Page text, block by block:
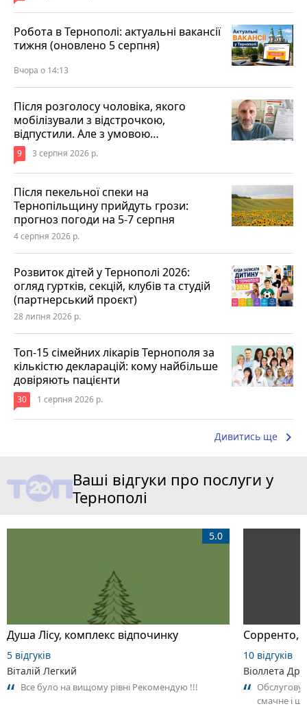
Робота в Тернополі: актуальні вакансії
тижня (оновлено 5 серпня)
Вчора о 14:13
Після розголосу чоловіка, якого
мобілізували з відстрочкою,
відпустили. Але з умовою…
9 3 серпня 2026 р.
Після пекельної спеки на
Тернопільщину прийдуть грози:
прогноз погоди на 5-7 серпня
4 серпня 2026 р.
Розвиток дітей у Тернополі 2026:
огляд гуртків, секцій, клубів та студій
(партнерський проєкт)
28 липня 2026 р.
Топ-15 сімейних лікарів Тернополя за
кількістю декларацій: кому найбільше
довіряють пацієнти
30 1 серпня 2026 р.
Дивитись ще keyboard_arrow_right
Ваші відгуки про послуги у
Тернополі
Душа Лісу, комплекс відпочинку
5.0
5 відгуків
Віталій Легкий
Все було на вищому рівні Рекомендую !!!
Сорренто,
10 відгуків
Віоллета
смачне і